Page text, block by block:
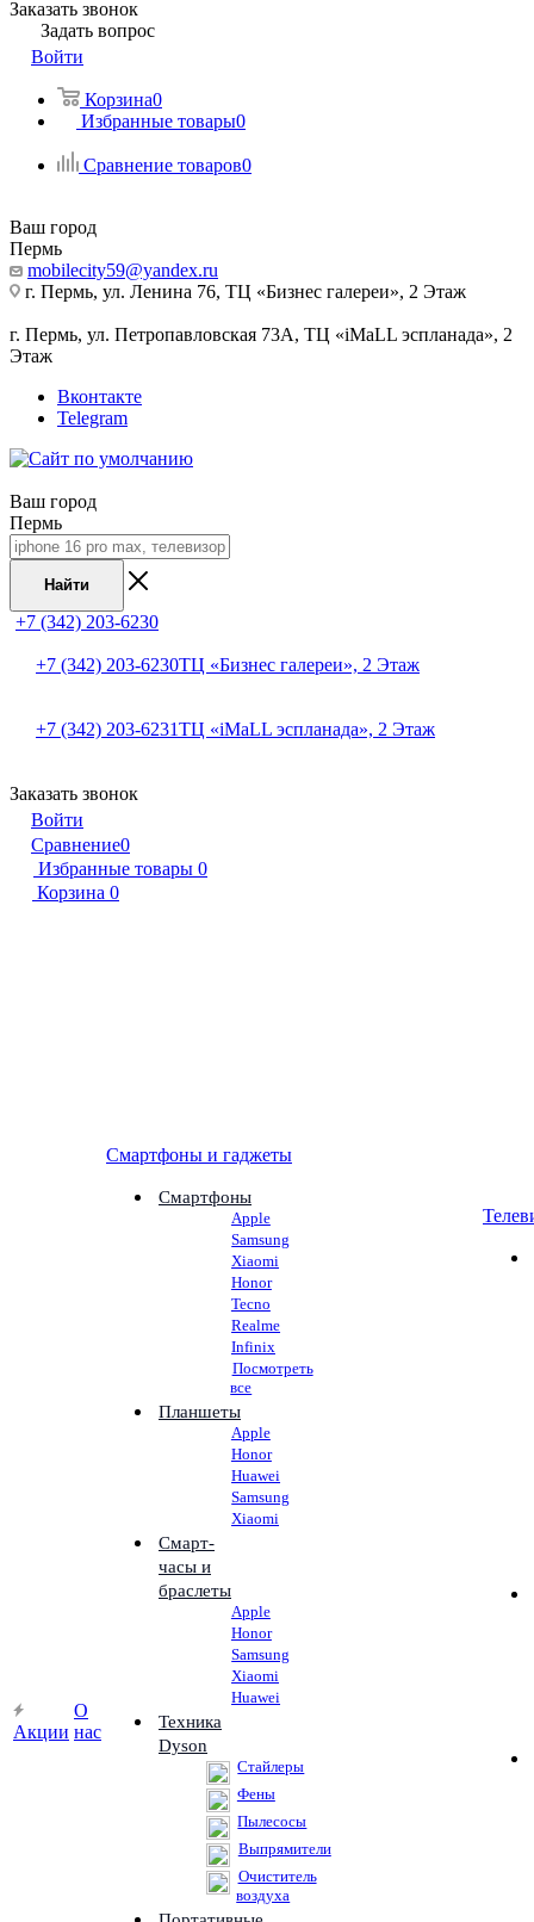
Заказать звонок
Задать вопрос
Войти
Корзина0
Избранные товары0
Сравнение товаров0
Ваш город
Пермь
mobilecity59@yandex.ru
г. Пермь, ул. Ленина 76, ТЦ «Бизнес галереи», 2 Этаж
г. Пермь, ул. Петропавловская 73А, ТЦ «iMaLL эспланада», 2
Этаж
Вконтакте
Telegram
Ваш город
Пермь
Найти
+7 (342) 203-6230
+7 (342) 203-6230ТЦ «Бизнес галереи», 2 Этаж
+7 (342) 203-6231ТЦ «iMaLL эспланада», 2 Этаж
Заказать звонок
Войти
Сравнение0
Избранные товары 0
Корзина 0
Акции
О
нас
Смартфоны и гаджеты
Смартфоны
Apple
Samsung
Xiaomi
Honor
Tecno
Realme
Infinix
Посмотреть
все
Планшеты
Apple
Honor
Huawei
Samsung
Xiaomi
Смарт-
часы и
браслеты
Apple
Honor
Samsung
Xiaomi
Huawei
Техника
Dyson
Стайлеры
Фены
Пылесосы
Выпрямители
Очиститель
воздуха